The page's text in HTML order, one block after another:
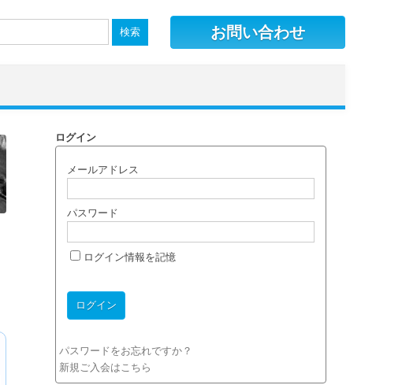
お問い合わせ
ログイン
メールアドレス
パスワード
ログイン情報を記憶
パスワードをお忘れですか？
新規ご入会はこちら